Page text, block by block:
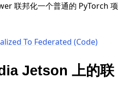
联邦化一个普通的 PyTorch 项
To Federated (Code)
Jetson 上的联